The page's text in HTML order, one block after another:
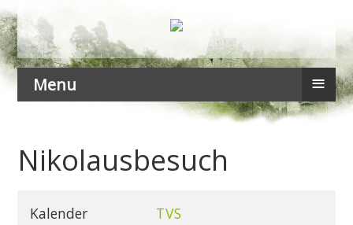
Menu ≡
Nikolausbesuch
Kalender
TVS